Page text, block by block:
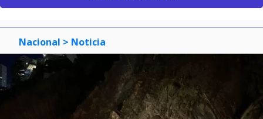
Nacional > Noticia